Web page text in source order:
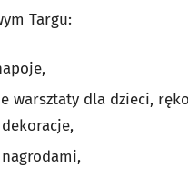
Targu:
warsztaty dla dzieci,